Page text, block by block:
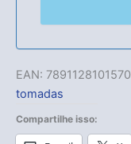
EAN: 7891128101570
tomadas
Compartilhe isso: